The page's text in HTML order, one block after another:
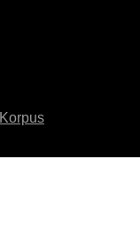
Korpus